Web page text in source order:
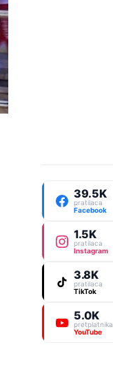
39.5K
pratilaca
Facebook
1.5K
pratilaca
Instagram
3.8K
pratilaca
TikTok
5.0K
pretplatnika
YouTube